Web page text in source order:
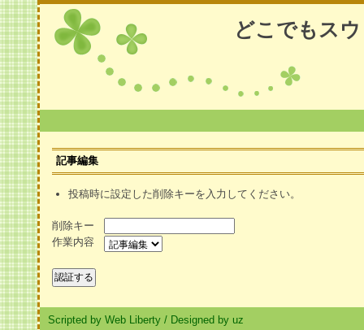
どこでもス
記事編集
投稿時に設定した削除キーを入力してください。
削除キー
作業内容
Scripted by Web Liberty / Designed by uz